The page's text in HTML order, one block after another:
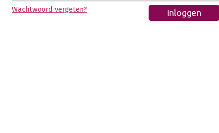
Wachtwoord vergeten?